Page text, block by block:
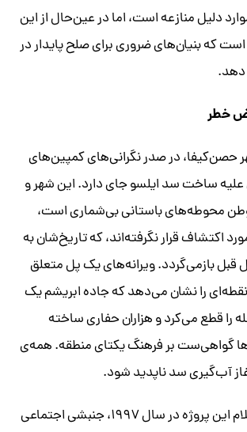
دلیل منازعه است، اما در عین‌حال از این
است که بنیان‌های ضروری برای صلح پایدار در
دهد.
خطر
در صدر نگرانی‌های کمپین‌های
علیه ساخت سد ایلسو جای دارد. این شهر و
محوطه‌های باستانی بی‌شماری است،
اکتشاف قرار نگرفته‌اند، که تاریخ‌شان به
سال قبل باز‌می‌گردد. ویرانه‌های یک پل متعلق
نقطه‌ای را نشان می‌دهد که جاده ابریشم یک
را قطع می‌کرد و هزاران حفاری ساخته
گواهی‌ست بر فرهنگ یکتای منطقه. همه‌ی
آب‌گیری سد ناپدید شود.
بلافاصله پس از اعلام این پروژه در سال ۱۹۹۷، جنبشی اجتماعی